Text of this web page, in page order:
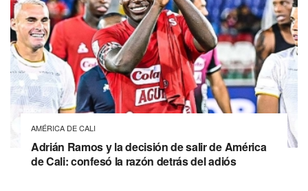
AMÉRICA DE CALI
Adrián Ramos y la decisión de salir de América
de Cali: confesó la razón detrás del adiós